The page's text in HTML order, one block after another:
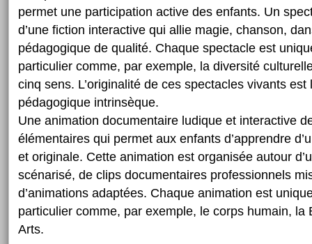
permet une participation active des enfants. Un
d’une fiction interactive qui allie magie, chanson,
pédagogique de qualité. Chaque spectacle est
particulier comme, par exemple, la diversité
cinq sens. L’originalité de ces spectacles vivants est
pédagogique intrinsèque.
Une animation documentaire ludique et interactive
élémentaires qui permet aux enfants d’apprendre
et originale. Cette animation est organisée autour
scénarisé, de clips documentaires professionnels
d’animations adaptées. Chaque animation est
particulier comme, par exemple, le corps humain, la
Arts.